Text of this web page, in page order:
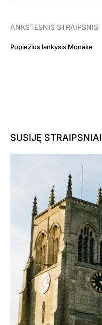
ANKSTESNIS STRAIPSNIS
Popiežius lankysis Monake
SUSIJĘ STRAIPSNIAI